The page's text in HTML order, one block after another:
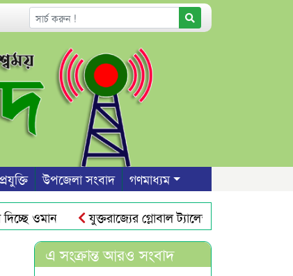
উপজেলা সংবাদ গণমাধ্যম
ওমান
যুক্তরাজ্যের গ্লোবাল ট্যালেন্ট ভিসা : তিন বছরে
সিলেট নগরীতে যানজট নিরসনে সিটি বাস চালুর দাবি
এ সংক্রান্ত আরও সংবাদ